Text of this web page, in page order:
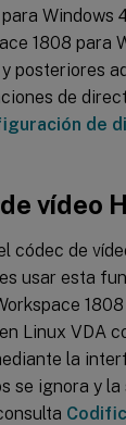
Windows
1808 para
posteriores
de
de
vídeo
códec de
usar esta
Linux VDA
la
ignora y la